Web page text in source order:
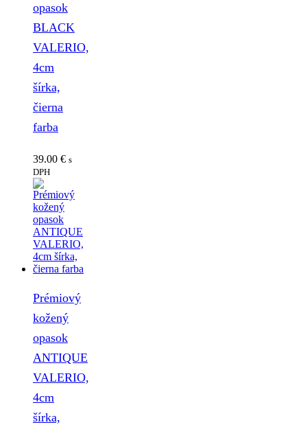
opasok
BLACK
VALERIO,
4cm
šírka,
čierna
farba
39.00 € s
DPH
Prémiový
kožený
opasok
ANTIQUE
VALERIO,
4cm
šírka,